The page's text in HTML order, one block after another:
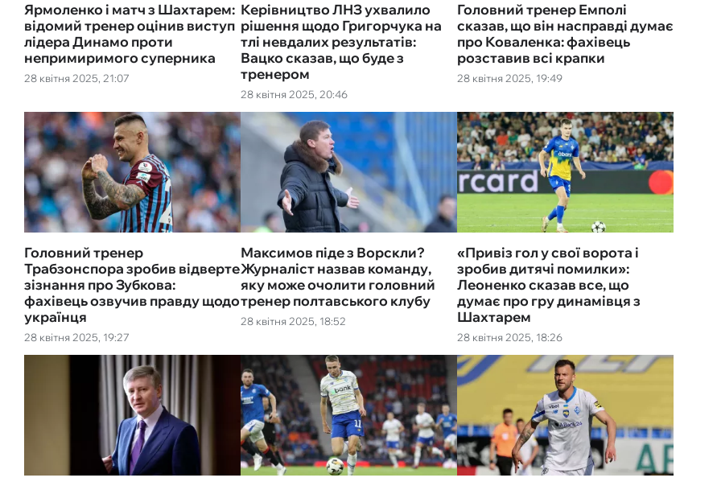
28 квітня 2025, 21:07
Ярмоленко і матч з Шахтарем:
відомий тренер оцінив виступ
лідера Динамо проти
непримиримого суперника
28 квітня 2025, 20:46
Керівництво ЛНЗ ухвалило
рішення щодо Григорчука на
тлі невдалих результатів:
Вацко сказав, що буде з
тренером
28 квітня 2025, 19:49
Головний тренер Емполі
сказав, що він насправді думає
про Коваленка: фахівець
розставив всі крапки
28 квітня 2025, 19:27
Головний тренер
Трабзонспора зробив відверте
зізнання про Зубкова:
фахівець озвучив правду щодо
українця
28 квітня 2025, 18:52
Максимов піде з Ворскли?
Журналіст назвав команду,
яку може очолити головний
тренер полтавського клубу
28 квітня 2025, 18:26
«Привіз гол у свої ворота і
зробив дитячі помилки»:
Леоненко сказав все, що
думає про гру динамівця з
Шахтарем